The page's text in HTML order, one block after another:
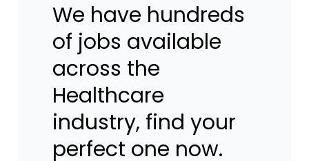
We have hundreds
of jobs available
across the
Healthcare
industry, find your
perfect one now.